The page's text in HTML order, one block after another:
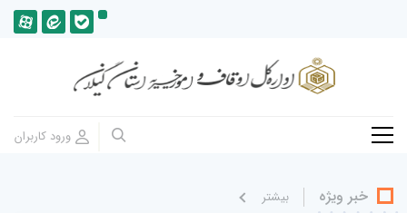
خبر ویژه بيشتر